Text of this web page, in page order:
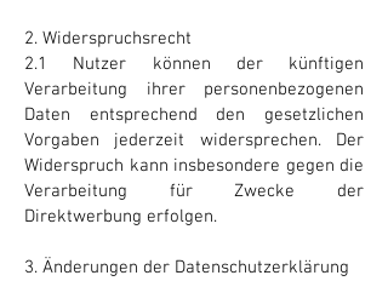
2. Widerspruchsrecht
2.1 Nutzer können der künftigen
Verarbeitung ihrer personenbezogenen
Daten entsprechend den gesetzlichen
Vorgaben jederzeit widersprechen. Der
Widerspruch kann insbesondere gegen die
Verarbeitung für Zwecke der
Direktwerbung erfolgen.
3. Änderungen der Datenschutzerklärung